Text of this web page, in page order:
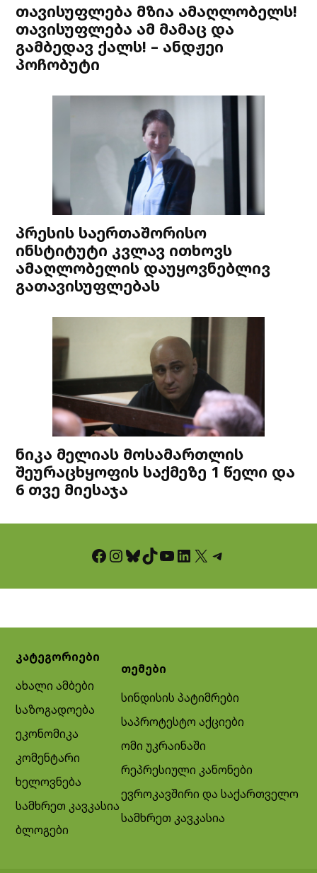
თავისუფლება მზია ამაღლობელს!
თავისუფლება ამ მამაც და
გამბედავ ქალს! – ანდჟეი
პოჩობუტი
პრესის საერთაშორისო
ინსტიტუტი კვლავ ითხოვს
ამაღლობელის დაუყოვნებლივ
გათავისუფლებას
ნიკა მელიას მოსამართლის
შეურაცხყოფის საქმეზე 1 წელი და
6 თვე მიესაჯა
Facebook InstagramBluesky TikTok YouTube LinkedIn X Telegram
კატეგორიები
ახალი ამბები
საზოგადოება
ეკონომიკა
კომენტარი
ხელოვნება
სამხრეთ კავკასია
ბლოგები
თემები
სინდისის პატიმრები
საპროტესტო აქციები
ომი უკრაინაში
რეპრესიული კანონები
ევროკავშირი და საქართველო
სამხრეთ კავკასია